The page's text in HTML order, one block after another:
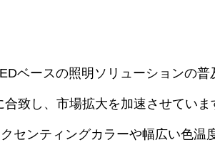
ベースの照明ソリューションの普
致し、市場拡大を加速させていま
センティングカラーや幅広い色温